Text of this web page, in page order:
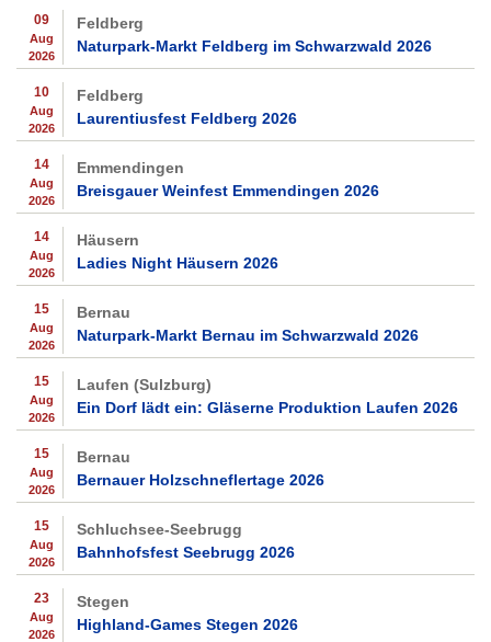
09
Aug
2026
Feldberg
Naturpark-Markt Feldberg im Schwarzwald 2026
10
Aug
2026
Feldberg
Laurentiusfest Feldberg 2026
14
Aug
2026
Emmendingen
Breisgauer Weinfest Emmendingen 2026
14
Aug
2026
Häusern
Ladies Night Häusern 2026
15
Aug
2026
Bernau
Naturpark-Markt Bernau im Schwarzwald 2026
15
Aug
2026
Laufen (Sulzburg)
Ein Dorf lädt ein: Gläserne Produktion Laufen 2026
15
Aug
2026
Bernau
Bernauer Holzschneflertage 2026
15
Aug
2026
Schluchsee-Seebrugg
Bahnhofsfest Seebrugg 2026
23
Aug
2026
Stegen
Highland-Games Stegen 2026